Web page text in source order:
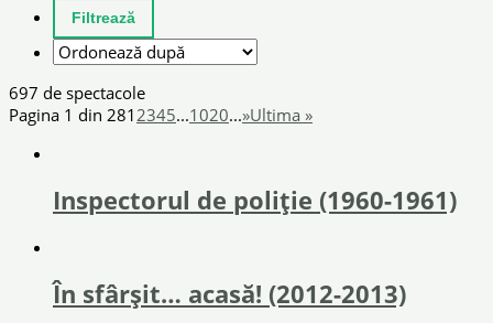
697 de spectacole
Pagina 1 din 281 2345...1020...»Ultima »
Inspectorul de poliție (1960-1961)
În sfârşit… acasă! (2012-2013)